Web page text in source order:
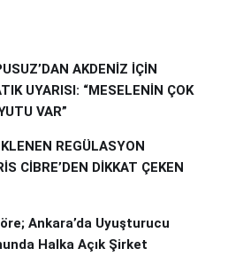
AKDENİZ İÇİN
UYARISI: “MESELENİN ÇOK
VAR”
REGÜLASYON
CİBRE’DEN DİKKAT ÇEKEN
Ankara’da Uyuşturucu
Halka Açık Şirket